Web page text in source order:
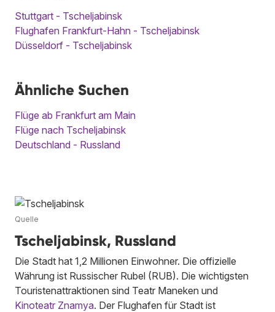
Stuttgart - Tscheljabinsk
Flughafen Frankfurt-Hahn - Tscheljabinsk
Düsseldorf - Tscheljabinsk
Ähnliche Suchen
Flüge ab Frankfurt am Main
Flüge nach Tscheljabinsk
Deutschland - Russland
Quelle
Tscheljabinsk, Russland
Die Stadt hat 1,2 Millionen Einwohner. Die offizielle
Währung ist Russischer Rubel (RUB). Die wichtigsten
Touristenattraktionen sind Teatr Maneken und
Kinoteatr Znamya. Der Flughafen für Stadt ist